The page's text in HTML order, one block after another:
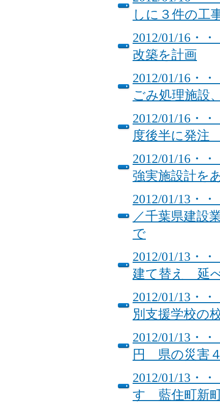
しに３件の工
2012/01/16・
改築を計画
2012/01/16・
ごみ処理施設
2012/01/16・
度後半に発注
2012/01/16・
強実施設計を
2012/01/13・
／千葉県建設
で
2012/01/13・
建て替え 延
2012/01/13・
別支援学校の
2012/01/13・
円 県の災害
2012/01/13・
す 藍住町新